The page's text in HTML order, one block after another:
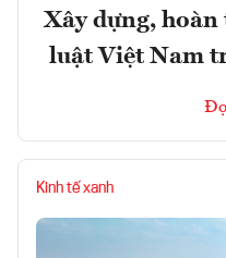
Xây dựng,
luật Việt Nam
Kinh tế xanh